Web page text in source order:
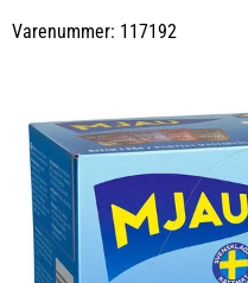
Varenummer: 117192